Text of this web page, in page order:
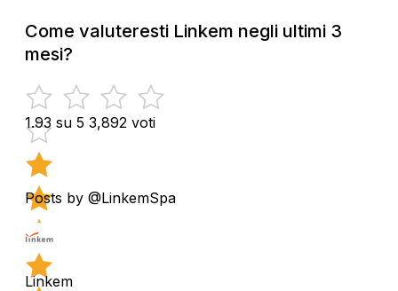
Come valuteresti Linkem negli ultimi 3
mesi?
1.93 su 5 3,892 voti
Posts by @LinkemSpa
Linkem